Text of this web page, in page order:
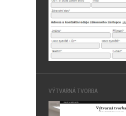
VÝTVARNÁ TVORBA